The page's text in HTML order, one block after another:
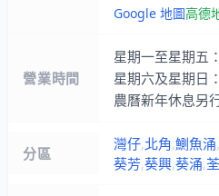
Google 地圖高德
營業時間
星期一至星期五
星期六及星期日
農曆新年休息另
分區
灣仔,北角,鰂魚涌,
葵芳,葵興,葵涌,